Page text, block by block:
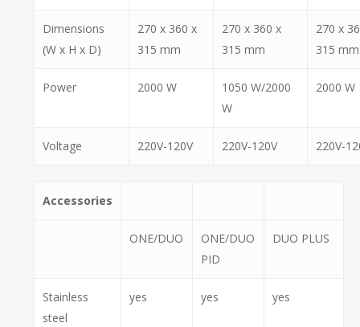
Dimensions
(W x H x D)
270 x 360 x
315 mm
270 x 360 x
315 mm
270 x
315 mm
Power 2000 W
1050 W/2000
W
2000 W
Voltage 220V-120V 220V-120V 220V-
Accessories
ONE/DUO
ONE/DUO
PID
DUO PLUS
Stainless
steel
yes yes yes